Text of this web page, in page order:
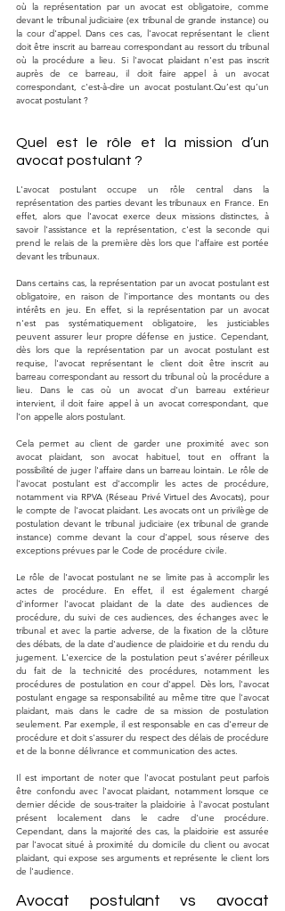
où la représentation par un avocat est obligatoire, comme
devant le tribunal judiciaire (ex tribunal de grande instance) ou
la cour d'appel. Dans ces cas, l'avocat représentant le client
doit être inscrit au barreau correspondant au ressort du tribunal
où la procédure a lieu. Si l'avocat plaidant n'est pas inscrit
auprès de ce barreau, il doit faire appel à un avocat
correspondant, c'est-à-dire un avocat postulant.Qu’est qu’un
avocat postulant ?
Quel est le rôle et la mission d’un
avocat postulant ?
L'avocat postulant occupe un rôle central dans la
représentation des parties devant les tribunaux en France. En
effet, alors que l'avocat exerce deux missions distinctes, à
savoir l'assistance et la représentation, c'est la seconde qui
prend le relais de la première dès lors que l'affaire est portée
devant les tribunaux.
Dans certains cas, la représentation par un avocat postulant est
obligatoire, en raison de l'importance des montants ou des
intérêts en jeu. En effet, si la représentation par un avocat
n'est pas systématiquement obligatoire, les justiciables
peuvent assurer leur propre défense en justice. Cependant,
dès lors que la représentation par un avocat postulant est
requise, l'avocat représentant le client doit être inscrit au
barreau correspondant au ressort du tribunal où la procédure a
lieu. Dans le cas où un avocat d'un barreau extérieur
intervient, il doit faire appel à un avocat correspondant, que
l'on appelle alors postulant.
Cela permet au client de garder une proximité avec son
avocat plaidant, son avocat habituel, tout en offrant la
possibilité de juger l'affaire dans un barreau lointain. Le rôle de
l'avocat postulant est d'accomplir les actes de procédure,
notamment via RPVA (Réseau Privé Virtuel des Avocats), pour
le compte de l'avocat plaidant. Les avocats ont un privilège de
postulation devant le tribunal judiciaire (ex tribunal de grande
instance) comme devant la cour d'appel, sous réserve des
exceptions prévues par le Code de procédure civile.
Le rôle de l'avocat postulant ne se limite pas à accomplir les
actes de procédure. En effet, il est également chargé
d'informer l'avocat plaidant de la date des audiences de
procédure, du suivi de ces audiences, des échanges avec le
tribunal et avec la partie adverse, de la fixation de la clôture
des débats, de la date d'audience de plaidoirie et du rendu du
jugement. L'exercice de la postulation peut s'avérer périlleux
du fait de la technicité des procédures, notamment les
procédures de postulation en cour d'appel. Dès lors, l'avocat
postulant engage sa responsabilité au même titre que l'avocat
plaidant, mais dans le cadre de sa mission de postulation
seulement. Par exemple, il est responsable en cas d'erreur de
procédure et doit s'assurer du respect des délais de procédure
et de la bonne délivrance et communication des actes.
Il est important de noter que l'avocat postulant peut parfois
être confondu avec l'avocat plaidant, notamment lorsque ce
dernier décide de sous-traiter la plaidoirie à l'avocat postulant
présent localement dans le cadre d'une procédure.
Cependant, dans la majorité des cas, la plaidoirie est assurée
par l'avocat situé à proximité du domicile du client ou avocat
plaidant, qui expose ses arguments et représente le client lors
de l'audience.
Avocat postulant vs avocat